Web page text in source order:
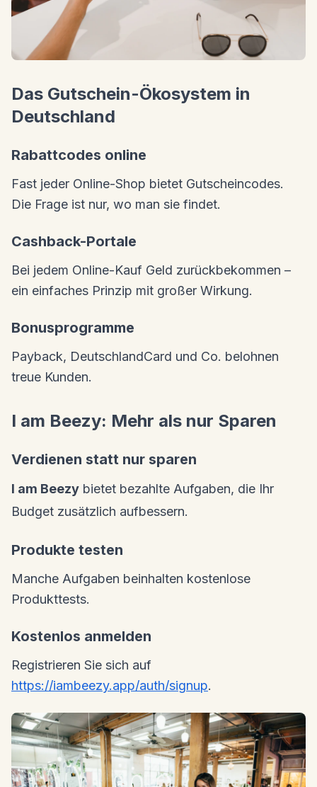
Das Gutschein-Ökosystem in
Deutschland
Rabattcodes online
Fast jeder Online-Shop bietet Gutscheincodes.
Die Frage ist nur, wo man sie findet.
Cashback-Portale
Bei jedem Online-Kauf Geld zurückbekommen –
ein einfaches Prinzip mit großer Wirkung.
Bonusprogramme
Payback, DeutschlandCard und Co. belohnen
treue Kunden.
I am Beezy: Mehr als nur Sparen
Verdienen statt nur sparen
I am Beezy bietet bezahlte Aufgaben, die Ihr
Budget zusätzlich aufbessern.
Produkte testen
Manche Aufgaben beinhalten kostenlose
Produkttests.
Kostenlos anmelden
Registrieren Sie sich auf
https://iambeezy.app/auth/signup.